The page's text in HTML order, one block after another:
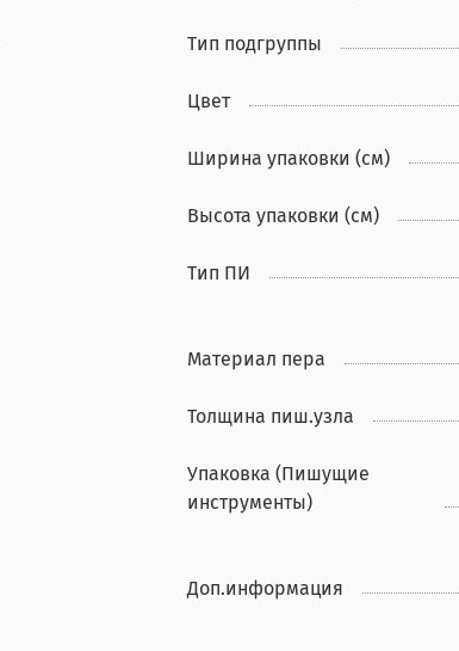
Тип подгруппы
Цвет
Ширина упаковки (см)
Высота упаковки (см)
Тип ПИ
Материал пера
Толщина пиш.узла
Упаковка (Пишущие
инструменты)
Доп.информация